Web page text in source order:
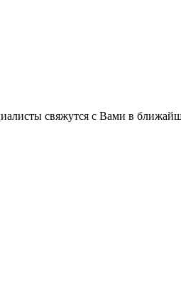
свяжутся с Вами в